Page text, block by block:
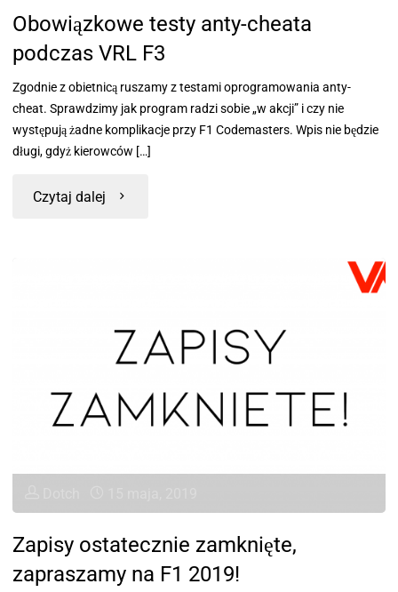
Obowiązkowe testy anty-cheata
podczas VRL F3
Zgodnie z obietnicą ruszamy z testami oprogramowania anty-
cheat. Sprawdzimy jak program radzi sobie „w akcji” i czy nie
występują żadne komplikacje przy F1 Codemasters. Wpis nie będzie
długi, gdyż kierowców […]
Czytaj dalej
Zapisy ostatecznie zamknięte,
zapraszamy na F1 2019!